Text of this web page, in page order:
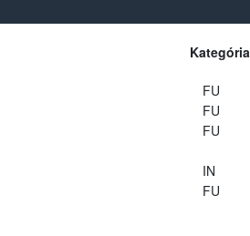
Kategória
FU
FU
FU
IN
FU